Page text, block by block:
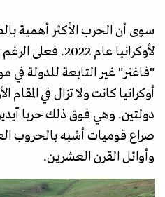
سوى أن الحرب الأكثر أهمية
لأوكرانيا عام
"فاغنر" غير التابعة للدولة
أوكرانيا كانت ولا تزال في
دولتين. وهي فوق ذلك حربا
صراع قوميات أشبه بالحروب
وأوائل القرن العشرين.